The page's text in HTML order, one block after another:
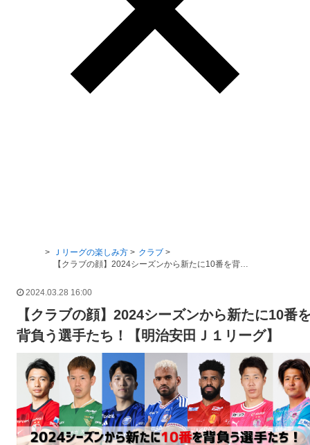
Ｊリーグ TOP
Ｊリーグの楽しみ方
クラブ
2024.03.28 16:00
【クラブの顔】2024シーズンから新たに10番
背負う選手たち！【明治安田Ｊ１リーグ】